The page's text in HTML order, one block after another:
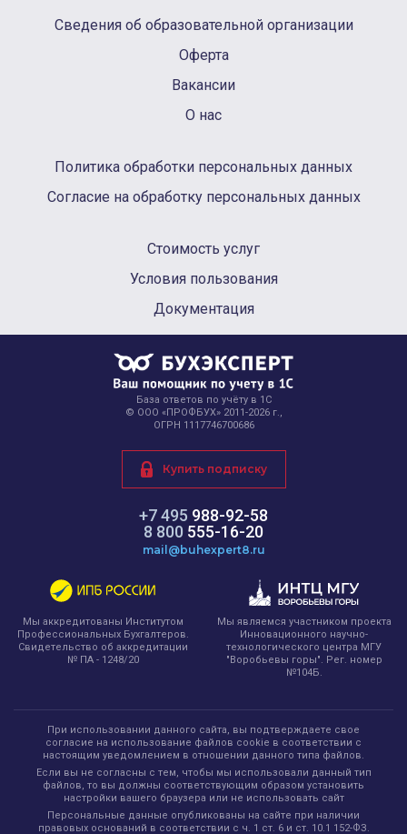
Сведения об образовательной организации
Оферта
Вакансии
О нас
Политика обработки персональных данных
Согласие на обработку персональных данных
Стоимость услуг
Условия пользования
Документация
База ответов по учёту в 1С
© ООО «ПРОФБУХ» 2011-2026 г.,
ОГРН 1117746700686
+7 495 988-92-58
8 800 555-16-20
mail@buhexpert8.ru
Купить подписку
Мы аккредитованы Институтом
Профессиональных Бухгалтеров.
Свидетельство об аккредитации
№ ПА - 1248/20
Мы являемся участником проекта
Инновационного научно-
технологического центра МГУ
"Воробьевы горы". Рег. номер
№104Б.
При использовании данного сайта, вы подтверждаете свое
согласие на использование файлов cookie в соответствии с
настоящим уведомлением в отношении данного типа файлов.
Если вы не согласны с тем, чтобы мы использовали данный тип
файлов, то вы должны соответствующим образом установить
настройки вашего браузера или не использовать сайт
Персональные данные опубликованы на сайте при наличии
правовых оснований в соответствии с ч. 1 ст. 6 и ст. 10.1 152-ФЗ.